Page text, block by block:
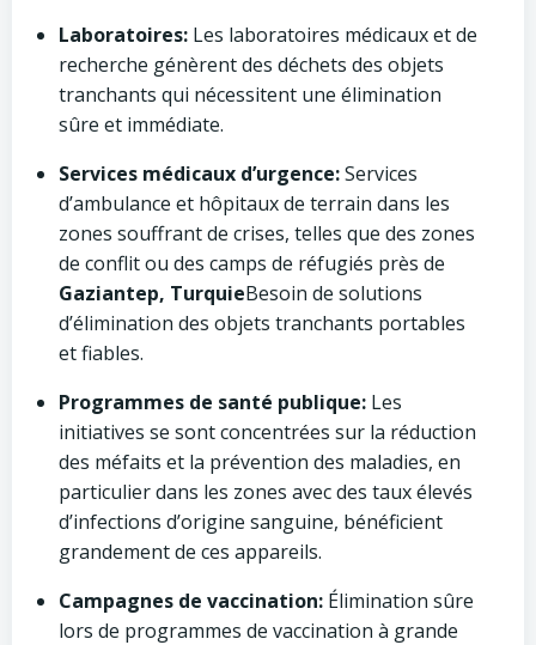
Laboratoires: Les laboratoires médicaux et de
recherche génèrent des déchets des objets
tranchants qui nécessitent une élimination
sûre et immédiate.
Services médicaux d’urgence:Services
d’ambulance et hôpitaux de terrain dans les
zones souffrant de crises, telles que des zones
de conflit ou des camps de réfugiés près de
Gaziantep, TurquieBesoin de solutions
d’élimination des objets tranchants portables
et fiables.
Programmes de santé publique: Les
initiatives se sont concentrées sur la réduction
des méfaits et la prévention des maladies, en
particulier dans les zones avec des taux élevés
d’infections d’origine sanguine, bénéficient
grandement de ces appareils.
Campagnes de vaccination: Élimination sûre
lors de programmes de vaccination à grande